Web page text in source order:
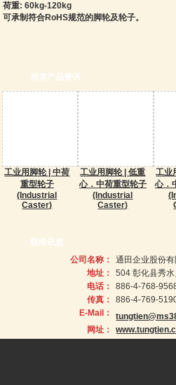
荷重: 60kg-120kg
可承制符合RoHS规范的脚轮及轮子。
相关产品资讯
工业用脚轮 | 中荷
重型轮子
(Industrial
Caster)
工业用脚轮 | 低重
心．中荷重型轮子
(Industrial
Caster)
工业
心．
联络讯息
公司名称：
通田企业股份
地址：
504 彰化县秀
电话：
886-4-768-
传真：
886-4-769-
E-Mail：
网址：